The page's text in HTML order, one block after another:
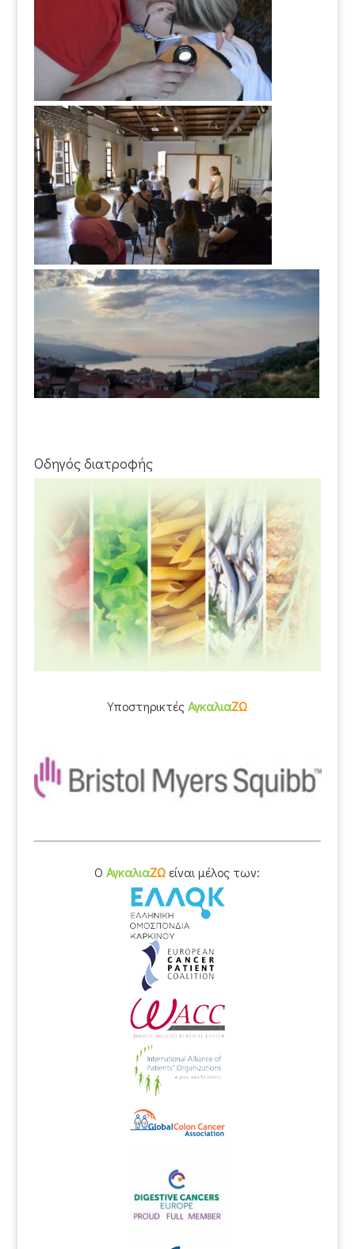
Οδηγός διατροφής
ΥποστηρικτέςΑγκαλιαΖΩ
OΑγκαλιαΖΩ είναι μέλος των: